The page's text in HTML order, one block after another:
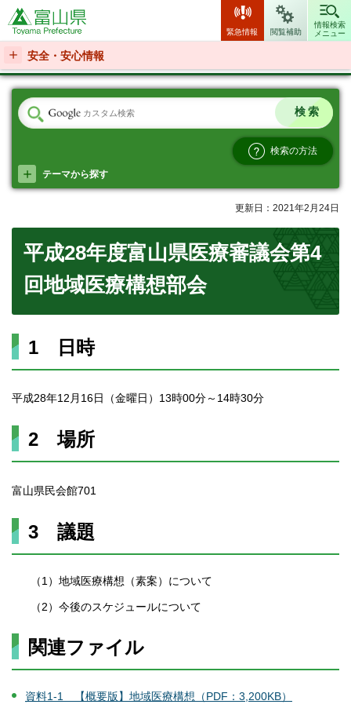
富山県
緊急情報 閲覧補助
情報検索
メニュー
安全・安心情報
検索の方法
テーマから探す
更新日：2021年2月24日
平成28年度富山県医療審議会第4
回地域医療構想部会
1 日時
平成28年12月16日（金曜日）13時00分～14時30分
2 場所
富山県民会館701
3 議題
（1）地域医療構想（素案）について
（2）今後のスケジュールについて
関連ファイル
資料1-1 【概要版】地域医療構想（PDF：3,200KB）